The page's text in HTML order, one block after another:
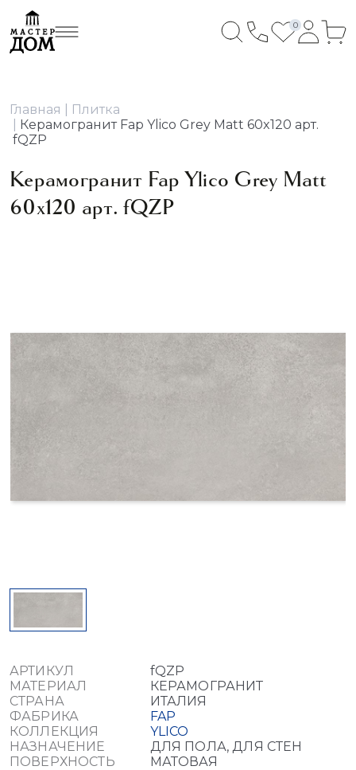
0
Главная
Плитка
Керамогранит Fap Ylico Grey Matt 60x120 арт.
fQZP
Керамогранит Fap Ylico Grey Matt
60x120 арт. fQZP
АРТИКУЛ
fQZP
МАТЕРИАЛ
КЕРАМОГРАНИТ
СТРАНА
ИТАЛИЯ
ФАБРИКА
FAP
КОЛЛЕКЦИЯ
YLICO
НАЗНАЧЕНИЕ
ДЛЯ ПОЛА, ДЛЯ СТЕН
ПОВЕРХНОСТЬ
МАТОВАЯ